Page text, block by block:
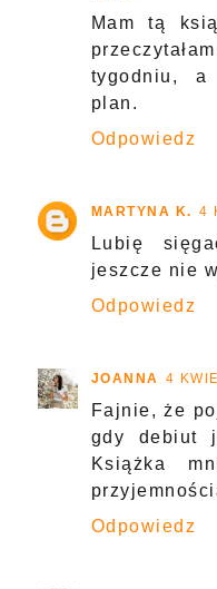
Mam tą
tygodniu, a
plan.
Odpowiedz
MARTYNA K. 4
Lubię
jeszcze nie
Odpowiedz
JOANNA 4
Fajnie, że
gdy debiut
Książka
Odpowiedz